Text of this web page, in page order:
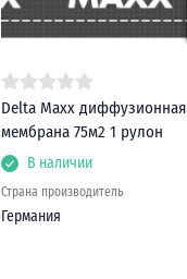
Delta Maxx диффузионная
мембрана 75м2 1 рулон
В наличии
Страна производитель
Германия